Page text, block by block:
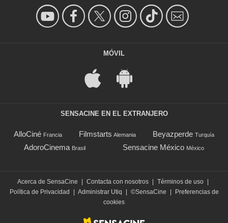
MÓVIL
SENSACINE EN EL EXTRANJERO
AlloCiné Francia Filmstarts Alemania Beyazperde Turquía
AdoroCinema Brasil Sensacine México México
Acerca de SensaCine Contacta con nosotros Términos de uso
Política de Privacidad
Administrar Utiq ©SensaCine
Preferencias de
cookies